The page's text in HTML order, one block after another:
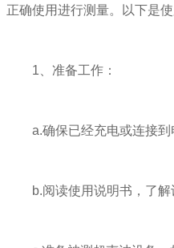
正确使用进行测量。以下是使
1、准备工作：
a.确保已经充电或连接到
b.阅读使用说明书，了解